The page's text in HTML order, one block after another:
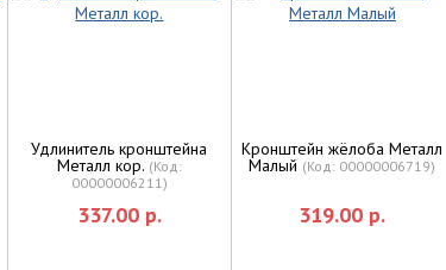
Удлинитель кронштейна
Металл кор. (Код:
00000006211)
337.00 р.
Кронштейн жёлоба Металл
Малый (Код: 00000006719)
319.00 р.